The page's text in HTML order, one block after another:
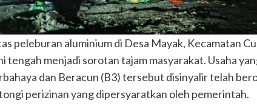
peleburan aluminium di Desa Mayak, Kecamatan
tengah menjadi sorotan tajam masyarakat. Usaha
dan Beracun (B3) tersebut disinyalir telah
perizinan yang dipersyaratkan oleh pemerintah.